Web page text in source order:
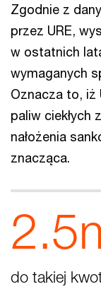
Zgodnie z
przez URE,
w ostatnich
wymaganych
Oznacza to, iż
paliw ciekłych
nałożenia
znacząca.
do takiej